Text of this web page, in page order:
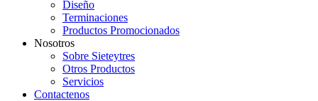
Diseño
Terminaciones
Productos Promocionados
Nosotros
Sobre Sieteytres
Otros Productos
Servicios
Contactenos